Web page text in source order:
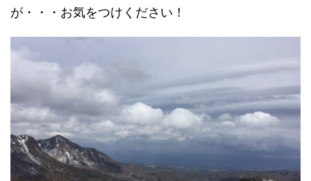
が・・・お気をつけください！